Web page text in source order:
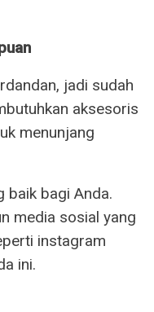
jadi sudah
aksesoris
menunjang
baik bagi Anda.
media sosial yang
instagram
ini.